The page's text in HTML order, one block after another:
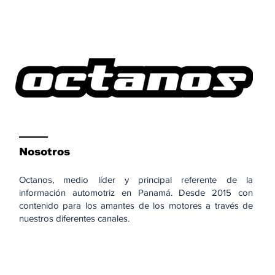
Nosotros
Octanos, medio líder y principal referente de la
información automotriz en Panamá. Desde 2015 con
contenido para los amantes de los motores a través de
nuestros diferentes canales.